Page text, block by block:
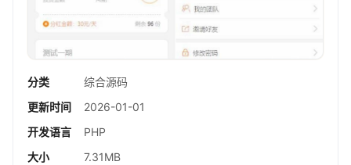
分类
综合源码
更新时间
2026-01-01
开发语言
PHP
大小
7.31MB